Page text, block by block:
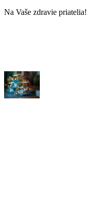
Na Vaše zdravie priatelia!